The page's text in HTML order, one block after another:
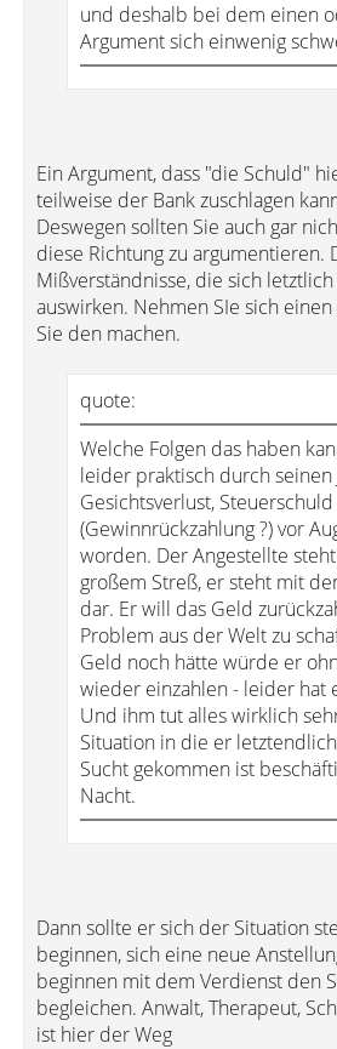
und deshalb bei dem einen
Argument sich einwenig
Ein Argument, dass "die Schuld"
teilweise der Bank zuschlagen
Deswegen sollten Sie auch gar
diese Richtung zu argumentieren.
Mißverständnisse, die sich
auswirken. Nehmen SIe sich
Sie den machen.
quote:
Welche Folgen das haben
leider praktisch durch seinen
Gesichtsverlust, Steuerschuld
(Gewinnrückzahlung ?) vor
worden. Der Angestellte
großem Streß, er steht mit
dar. Er will das Geld
Problem aus der Welt zu
Geld noch hätte würde er
wieder einzahlen - leider hat
Und ihm tut alles wirklich
Situation in die er
Sucht gekommen ist
Nacht.
Dann sollte er sich der Situation
beginnen, sich eine neue
beginnen mit dem Verdienst den
begleichen. Anwalt, Therapeut,
ist hier der Weg